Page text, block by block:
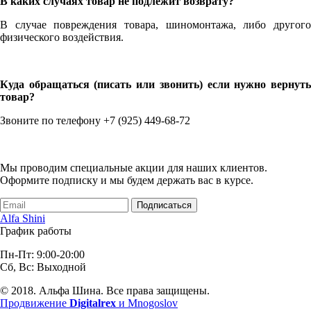
В случае повреждения товара, шиномонтажа, либо другого
физического воздействия.
Куда обращаться (писать или звонить) если нужно вернуть
товар?
Звоните по телефону +7 (925) 449-68-72
Мы проводим специальные акции для наших клиентов.
Оформите подписку и мы будем держать вас в курсе.
Подписаться
Alfa Shini
График работы
Пн-Пт: 9:00-20:00
Сб, Вс: Выходной
© 2018. Альфа Шина. Все права защищены.
Продвижение Digitalrex и Mnogoslov